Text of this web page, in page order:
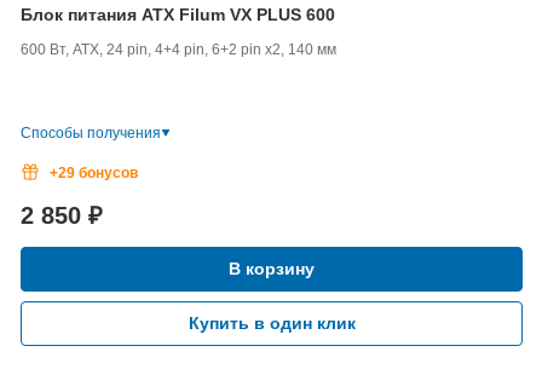
Блок питания ATX Filum VX PLUS 600
600 Вт, ATX, 24 pin, 4+4 pin, 6+2 pin x2, 140 мм
Способы получения
+29 бонусов
2 850 ₽
В корзину
Купить в один клик